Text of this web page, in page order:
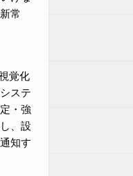
常
覚化
ステ
・強
、設
知す